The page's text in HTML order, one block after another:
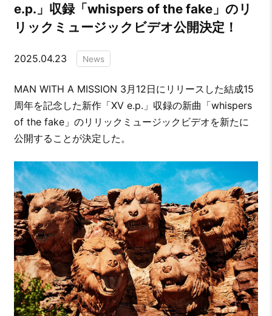
e.p.」収録「whispers of the fake」のリ
リックミュージックビデオ公開決定！
2025.04.23 News
MAN WITH A MISSION 3月12日にリリースした結成15
周年を記念した新作「XV e.p.」収録の新曲「whispers
of the fake」のリリックミュージックビデオを新たに
公開することが決定した。